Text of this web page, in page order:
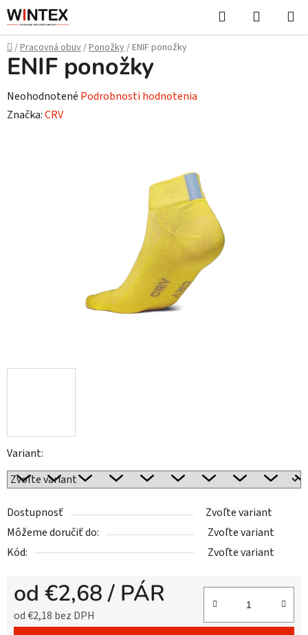
Prejsť
na
obsah
Hľadať
KOŠÍK
Domov
/Pracovná obuv/Ponožky/ENIF ponožky
Variant:
Dostupnosť
Zvoľte variant
Môžeme doručiť do:
Zvoľte variant
Kód:
Zvoľte variant
od €2,68 / PÁR
od€2,18 bez DPH
ENIF ponožky
Priemerné
hodnotenie
Neohodnotené Podrobnosti hodnotenia
Značka:CRV